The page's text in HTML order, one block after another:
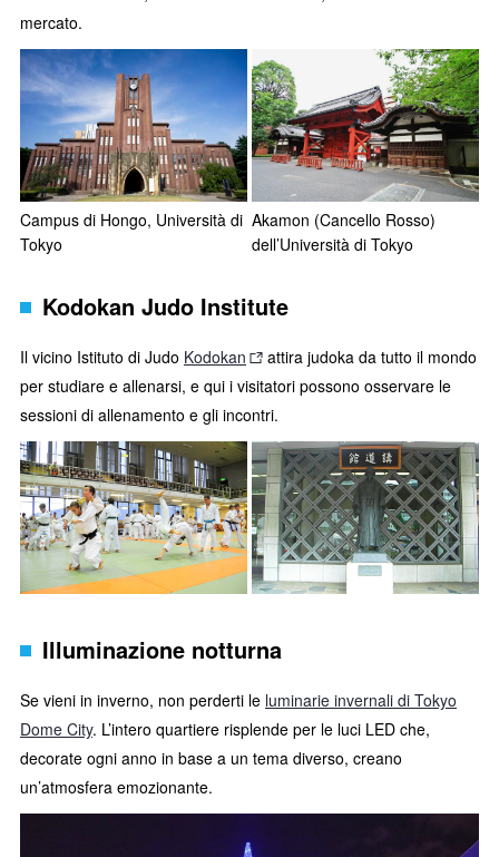
mercato.
Campus di Hongo, Università di
Tokyo
Akamon (Cancello Rosso)
dell’Università di Tokyo
Kodokan Judo Institute
Il vicino Istituto di Judo Kodokan
attira judoka da tutto il mondo
per studiare e allenarsi, e qui i visitatori possono osservare le
sessioni di allenamento e gli incontri.
Illuminazione notturna
Se vieni in inverno, non perderti le luminarie invernali di Tokyo
Dome City. L’intero quartiere risplende per le luci LED che,
decorate ogni anno in base a un tema diverso, creano
un’atmosfera emozionante.